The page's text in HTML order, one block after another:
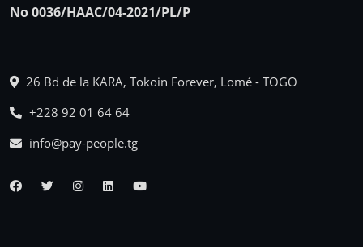
No 0036/HAAC/04-2021/PL/P
26 Bd de la KARA, Tokoin Forever, Lomé - TOGO
+228 92 01 64 64
info@pay-people.tg